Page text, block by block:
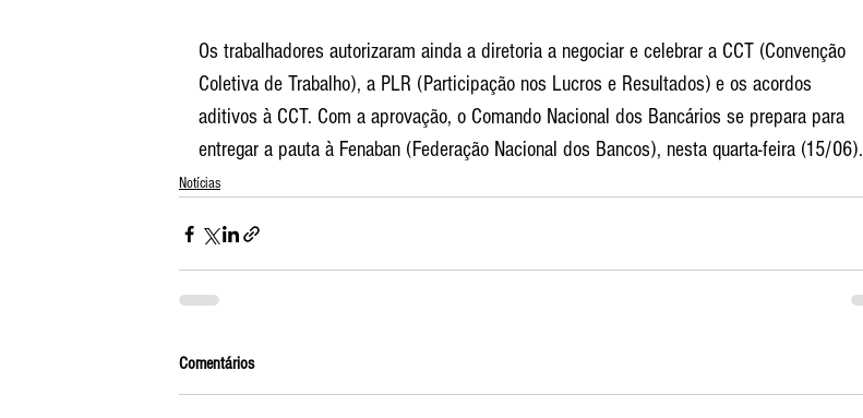
Os trabalhadores autorizaram ainda a diretoria a negociar e celebrar a CCT (Convenção
Coletiva de Trabalho), a PLR (Participação nos Lucros e Resultados) e os acordos
aditivos à CCT. Com a aprovação, o Comando Nacional dos Bancários se prepara para
entregar a pauta à Fenaban (Federação Nacional dos Bancos), nesta quarta-feira (15/06).
Notícias
Comentários